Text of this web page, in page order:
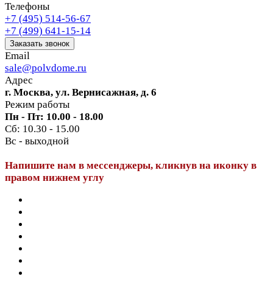
Телефоны
+7 (495) 514-56-67
+7 (499) 641-15-14
Заказать звонок
Email
sale@polvdome.ru
Адрес
г. Москва, ул. Вернисажная, д. 6
Режим работы
Пн - Пт: 10.00 - 18.00
Сб: 10.30 - 15.00
Вс - выходной
Напишите нам в мессенджеры, кликнув на иконку в
правом нижнем углу